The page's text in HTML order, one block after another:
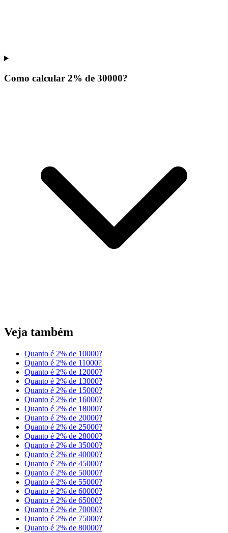
Como calcular 2% de 30000?
Veja também
Quanto é 2% de 10000?
Quanto é 2% de 11000?
Quanto é 2% de 12000?
Quanto é 2% de 13000?
Quanto é 2% de 15000?
Quanto é 2% de 16000?
Quanto é 2% de 18000?
Quanto é 2% de 20000?
Quanto é 2% de 25000?
Quanto é 2% de 28000?
Quanto é 2% de 35000?
Quanto é 2% de 40000?
Quanto é 2% de 45000?
Quanto é 2% de 50000?
Quanto é 2% de 55000?
Quanto é 2% de 60000?
Quanto é 2% de 65000?
Quanto é 2% de 70000?
Quanto é 2% de 75000?
Quanto é 2% de 80000?